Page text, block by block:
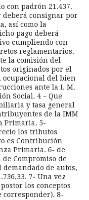
con padrón 21.437.
deberá consignar por
así como la
pago deberá
cumpliendo con
reglamentarios.
la comisión del
originados por el
ocupacional del bien
ante la I. M.
Social. 4 – Que
y tasa general
de la IMM
Primaria. 5-
los tributos
es Contribución
Primaria. 6- de
Compromiso de
de autos,
7- Una vez
los conceptos
corresponder). 8-